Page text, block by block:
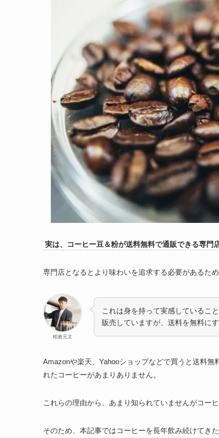
実は、コーヒー豆＆粉が送料無料で通販できる専門
専門店となるとより味わいを追求する必要があるた
柏倉元太
これは身を持って実感しているこ
販売していますが、送料を無料に
Amazonや楽天、Yahooショップなどで買うと送料
れたコーヒーがあまりありません。
これらの理由から、あまり知られていませんがコー
そのため、本記事ではコーヒーを長年飲み続けてき